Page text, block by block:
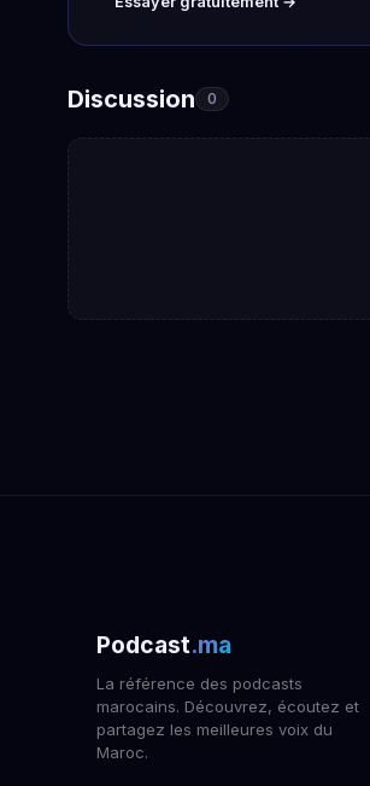
Discussion 0
Podcast.ma
La référence des podcasts
marocains. Découvrez, écoutez et
partagez les meilleures voix du
Maroc.